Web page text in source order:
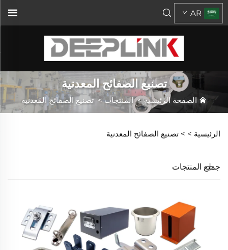
AR
تصنيع الصفائح المعدنية
الصفحة الرئيسية>المنتجات >تصنيع الصفائح المعدنية
الرئيسية > > تصنيع الصفائح المعدنية
جميع المنتجات